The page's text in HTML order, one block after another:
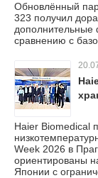
Обновлённый
323 получил
дополнительные
сравнению с
Haier Biomedical
Week 2026 в
ориентированы
Японии с